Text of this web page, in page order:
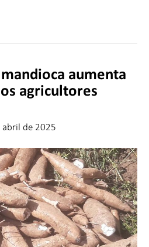
aumenta
agricultores
abril de 2025